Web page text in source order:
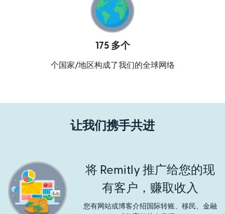
175 多个
个国家/地区构成了我们的全球网络
让我们携手共进
将 Remitly 推广给您的现
有客户，赚取收入
您有网站或博客介绍国际转账、移民、金融